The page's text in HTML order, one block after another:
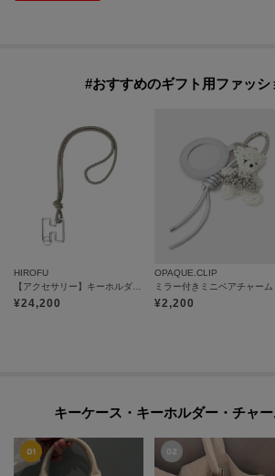
#おすすめのギフト用ファッシ
HIROFU
¥24,200
OPAQUE.CLIP
ミラー付きミニベアチャーム
¥2,200
キーケース・キーホルダー・チャ